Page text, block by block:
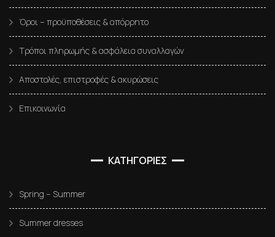
Όροι – προϋποθέσεις & απόρρητο
Τρόποι πληρωμής & ασφάλεια συναλλαγών
Αποστολές, επιστροφές & ακυρώσεις
Επικοινωνία
ΚΑΤΗΓΟΡΙΕΣ
Spring – Summer
Summer dresses